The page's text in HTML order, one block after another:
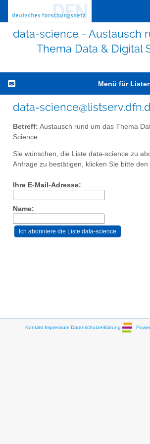
data-science - Austausch
Thema Data & Digital
Menü für
data-
Betreff: Austausch rund um das Thema
Science
Sie wünschen, die Liste data-science zu
Anfrage zu bestätigen, klicken Sie bitte den
Ihre E-Mail-Adresse:
Name:
Kontakt Impressum Datenschutzerklärung